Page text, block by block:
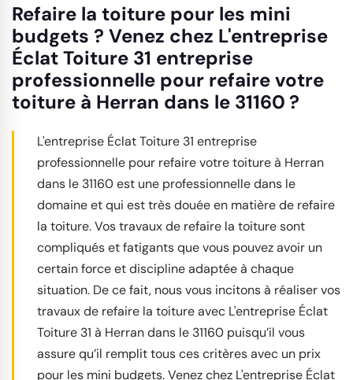
Refaire la toiture pour les mini
budgets ? Venez chez L'entreprise
Éclat Toiture 31 entreprise
professionnelle pour refaire votre
toiture à Herran dans le 31160 ?
L'entreprise Éclat Toiture 31 entreprise
professionnelle pour refaire votre toiture à Herran
dans le 31160 est une professionnelle dans le
domaine et qui est très douée en matière de refaire
la toiture. Vos travaux de refaire la toiture sont
compliqués et fatigants que vous pouvez avoir un
certain force et discipline adaptée à chaque
situation. De ce fait, nous vous incitons à réaliser vos
travaux de refaire la toiture avec L'entreprise Éclat
Toiture 31 à Herran dans le 31160 puisqu’il vous
assure qu’il remplit tous ces critères avec un prix
pour les mini budgets. Venez chez L'entreprise Éclat